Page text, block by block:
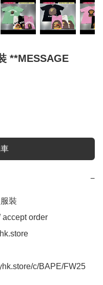
**MESSAGE
−
裝
order
c/BAPE/FW25